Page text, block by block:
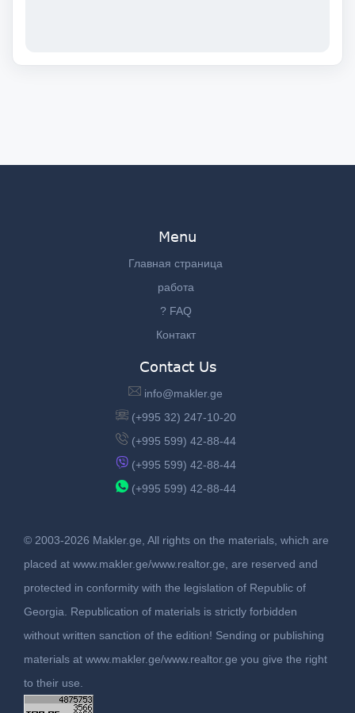
Menu
Главная страница
работа
? FAQ
Контакт
Contact Us
info@makler.ge
(+995 32) 247-10-20
(+995 599) 42-88-44
(+995 599) 42-88-44
(+995 599) 42-88-44
© 2003-2026 Makler.ge, All rights on the materials, which are
placed at www.makler.ge/www.realtor.ge, are reserved and
protected in conformity with the legislation of Republic of
Georgia. Republication of materials is strictly forbidden
without written sanction of the edition! Sending or publishing
materials at www.makler.ge/www.realtor.ge you give the right
to their use.